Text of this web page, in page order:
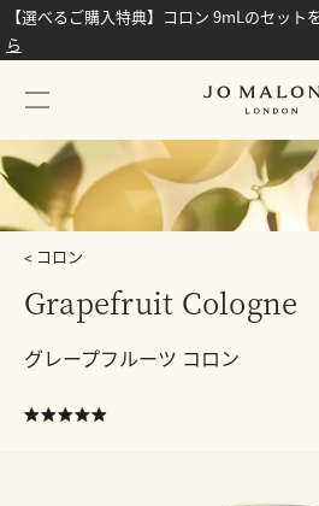
【選べるご購入特典】コロン 9mLのセット
ら
コロン
Grapefruit Cologne
グレープフルーツ コロン